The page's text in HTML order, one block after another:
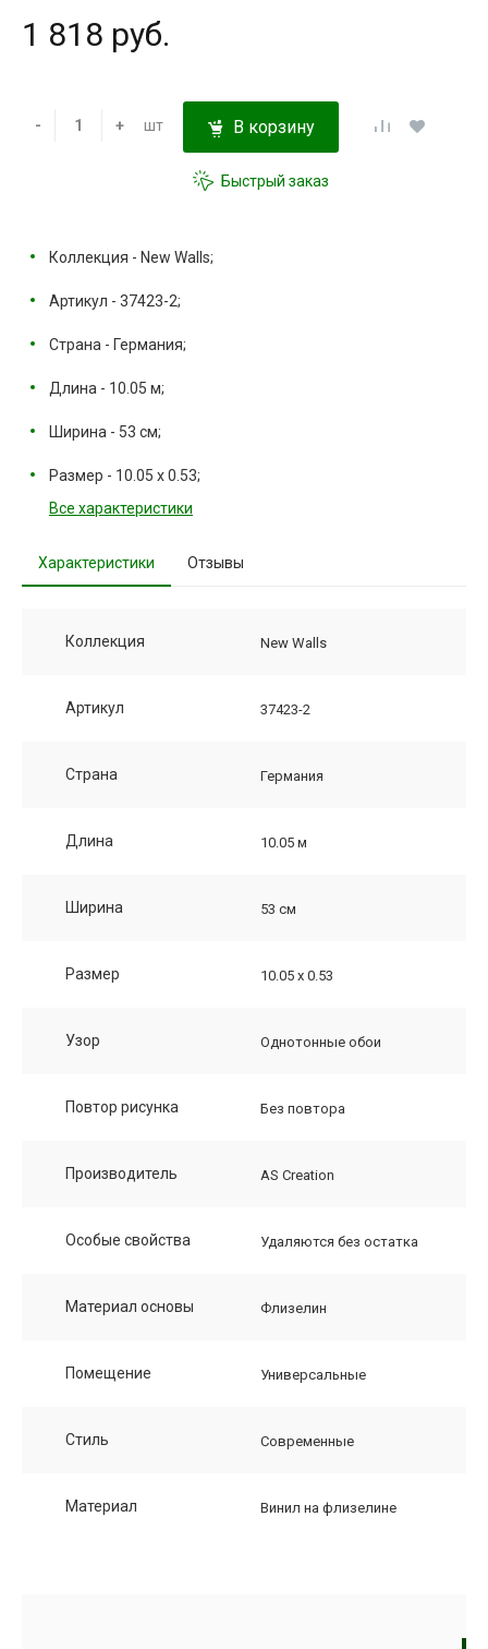
1 818 руб.
- + шт В корзину
Быстрый заказ
Коллекция - New Walls;
Артикул - 37423-2;
Страна - Германия;
Длина - 10.05 м;
Ширина - 53 см;
Размер - 10.05 х 0.53;
Все характеристики
Характеристики Отзывы
Коллекция New Walls
Артикул 37423-2
Страна Германия
Длина 10.05 м
Ширина 53 см
Размер 10.05 х 0.53
Узор Однотонные обои
Повтор рисунка Без повтора
Производитель AS Creation
Особые свойства Удаляются без остатка
Материал основы Флизелин
Помещение Универсальные
Стиль Современные
Материал Винил на флизелине